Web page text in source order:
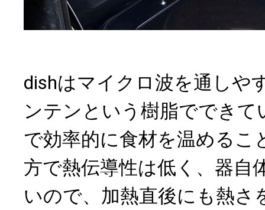
dishはマイクロ波を通しや
ンテンという樹脂でできて
で効率的に食材を温めるこ
方で熱伝導性は低く、器自
いので、加熱直後にも熱さ